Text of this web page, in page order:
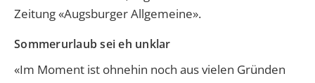
Zeitung «Augsburger Allgemeine».
Sommerurlaub sei eh unklar
«Im Moment ist ohnehin noch aus vielen Gründen